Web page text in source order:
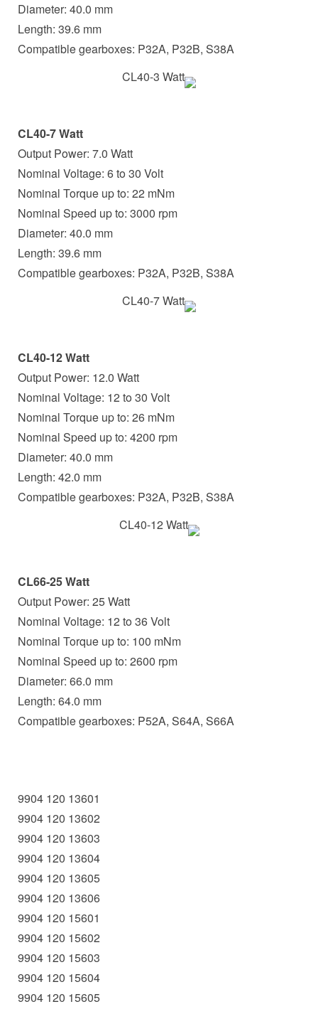
Diameter: 40.0 mm
Length: 39.6 mm
Compatible gearboxes: P32A, P32B, S38A
CL40-7 Watt
Output Power: 7.0 Watt
Nominal Voltage: 6 to 30 Volt
Nominal Torque up to: 22 mNm
Nominal Speed up to: 3000 rpm
Diameter: 40.0 mm
Length: 39.6 mm
Compatible gearboxes: P32A, P32B, S38A
CL40-12 Watt
Output Power: 12.0 Watt
Nominal Voltage: 12 to 30 Volt
Nominal Torque up to: 26 mNm
Nominal Speed up to: 4200 rpm
Diameter: 40.0 mm
Length: 42.0 mm
Compatible gearboxes: P32A, P32B, S38A
CL66-25 Watt
Output Power: 25 Watt
Nominal Voltage: 12 to 36 Volt
Nominal Torque up to: 100 mNm
Nominal Speed up to: 2600 rpm
Diameter: 66.0 mm
Length: 64.0 mm
Compatible gearboxes: P52A, S64A, S66A
9904 120 13601
9904 120 13602
9904 120 13603
9904 120 13604
9904 120 13605
9904 120 13606
9904 120 15601
9904 120 15602
9904 120 15603
9904 120 15604
9904 120 15605